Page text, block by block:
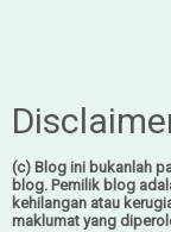
(c) Blog ini bukanlah
blog. Pemilik blog
kehilangan atau
maklumat yang